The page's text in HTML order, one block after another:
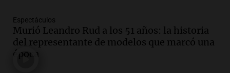
Audio.
la Bulaya abrirá sus puertas mañana con
diversas actividades y sorpresas
Panorama Federal
Espectáculos
Murió Leandro Rud a los 51 años: la historia
del representante de modelos que marcó una
época